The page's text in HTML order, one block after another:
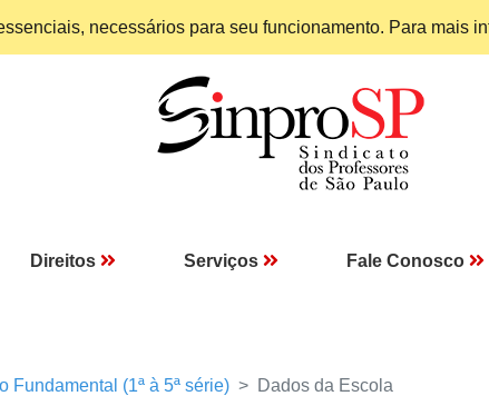
necessários para seu funcionamento. Para mais
Direitos Serviços Fale Conosco
Fundamental (1ª à 5ª série) Dados da Escola